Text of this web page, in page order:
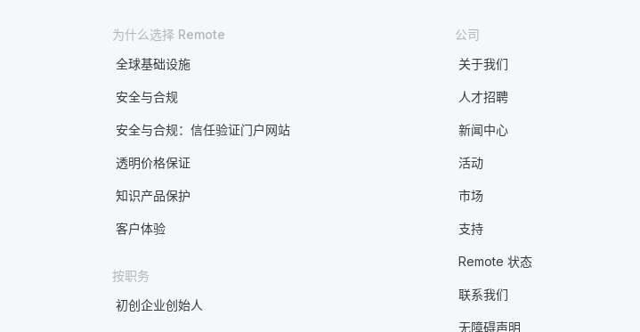
为什么选择 Remote
全球基础设施
安全与合规
安全与合规：信任验证门户网站
透明价格保证
知识产品保护
客户体验
按职务
初创企业创始人
公司
关于我们
人才招聘
新闻中心
活动
市场
支持
Remote 状态
联系我们
无障碍声明